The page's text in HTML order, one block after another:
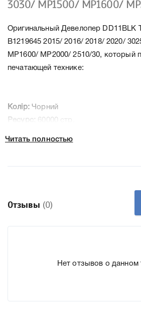
3030/ MP1500/ MP1600/
Оригинальный Девелопер DD11BLK
B1219645 2015/ 2016/ 2018/ 2020/
MP1600/ MP2000/ 2510/30, который
печатающей технике:
Колір:Чорний
Ресурс: 60000 стр.
К Девелопер DD11BLK Type 28
2510/30 мы подготовили подробные
2018/ 2020/ 3025/ 3030/ MP1500/
Читать полностью
Отзывы (0)
Нет отзывов о данном